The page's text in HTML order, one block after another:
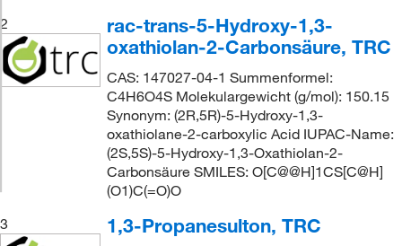
2
rac-trans-5-Hydroxy-1,3-
oxathiolan-2-Carbonsäure, TRC
CAS: 147027-04-1 Summenformel:
C4H6O4S Molekulargewicht (g/mol): 150.15
Synonym: (2R,5R)-5-Hydroxy-1,3-
oxathiolane-2-carboxylic Acid IUPAC-Name:
(2S,5S)-5-Hydroxy-1,3-Oxathiolan-2-
Carbonsäure SMILES: O[C@@H]1CS[C@H]
(O1)C(=O)O
3
1,3-Propanesulton, TRC